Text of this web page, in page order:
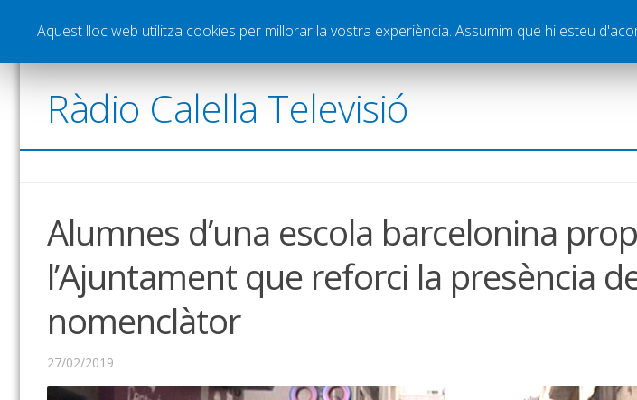
Notícies Esports Pòdcasts Vídeos Graella Publicitat Contacte
Ràdio Calella Televisió
Alumnes d’una escola barcelonina
l’Ajuntament que reforci la presència
nomenclàtor
27/02/2019
Aquest lloc web utilitza cookies per millorar la vostra experiència. Assumim que hi esteu